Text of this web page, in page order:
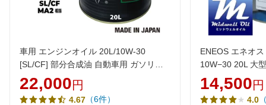
車用 エンジンオイル 20L/10W-30
[SL/CF] 部分合成油 自動車用 ガソリ
ン・ディーゼル兼用オイル AR1 ディー
ゼルエンジンオイル ヒロバ・ゼロ
22,000円
4.67 （6件）
ENEOS エネオ
10W−30 20L 大
ジンオイル
14,500円
4.0